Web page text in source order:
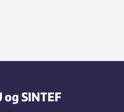
SINTEF